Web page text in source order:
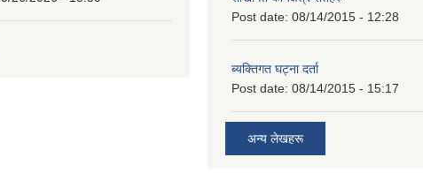
Post date: 08/14/2015 - 12:28
ब्यक्तिगत घट्ना दर्ता
Post date: 08/14/2015 - 15:17
अन्य लेखहरू